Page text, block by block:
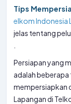
Tips
elkom Indonesia
jelas tentang
Persiapan yang
adalah beberapa
mempersiapkan
Lapangan di